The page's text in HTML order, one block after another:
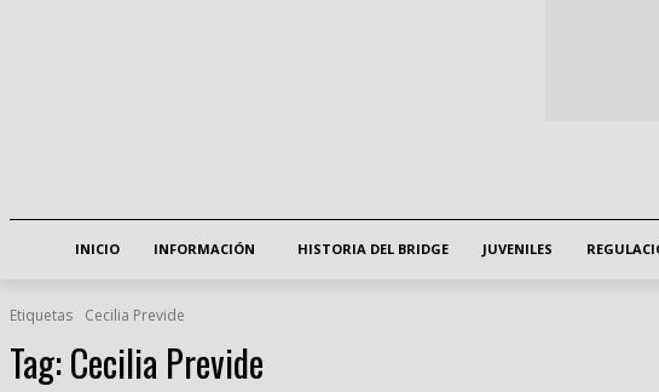
INICIO INFORMACIÓN HISTORIA DEL BRIDGE JUVENILES
Etiquetas Cecilia Previde
Tag:Cecilia Previde